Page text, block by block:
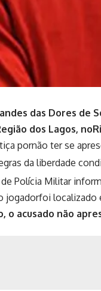
das Dores de
dos Lagos,
pornão ter se
da liberdade
Polícia Militar
jogadorfoi localizado
o acusado não